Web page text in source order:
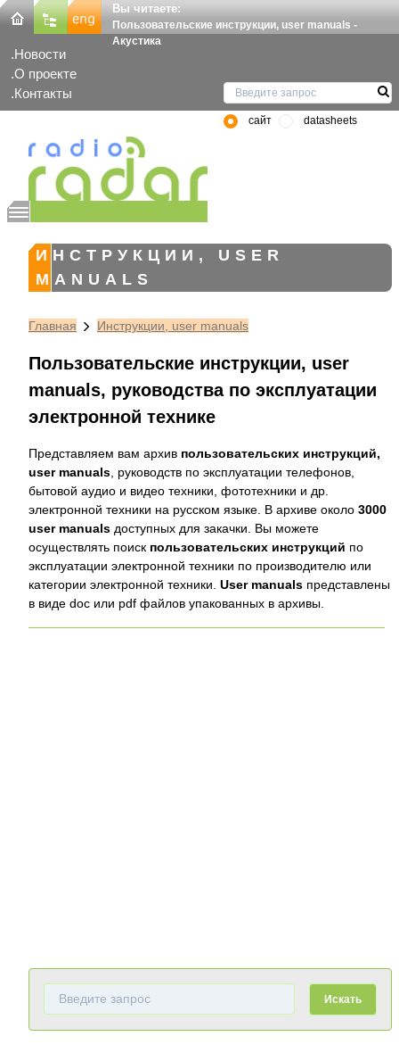
Вы читаете:
Пользовательские инструкции, user manuals -
Акустика
Новости
О проекте
Контакты
сайт datasheets
ИНСТРУКЦИИ, USER
MANUALS
Главная Инструкции, user manuals
Пользовательские инструкции, user
manuals, руководства по эксплуатации
электронной технике
Представляем вам архив пользовательских инструкций,
user manuals , руководств по эксплуатации телефонов,
бытовой аудио и видео техники, фототехники и др.
электронной техники на русском языке. В архиве около 3000
user manuals доступных для закачки. Вы можете
осуществлять поиск пользовательских инструкций по
эксплуатации электронной техники по производителю или
категории электронной техники. User manuals представлены
в виде doc или pdf файлов упакованных в архивы.
Искать